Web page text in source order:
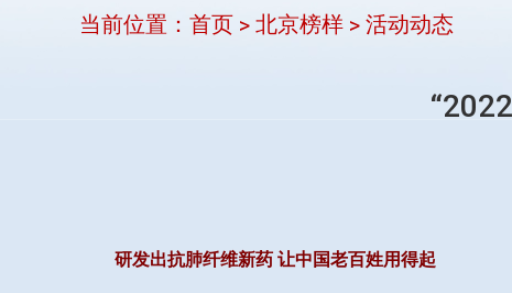
当前位置： 首页 > 北京榜样 > 活动动态
研发出抗肺纤维新药 让中国老百姓用得起